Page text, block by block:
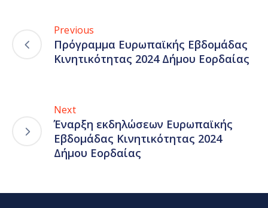
Previous
Πρόγραμμα Ευρωπαϊκής Εβδομάδας
Κινητικότητας 2024 Δήμου Εορδαίας
Next
Έναρξη εκδηλώσεων Ευρωπαϊκής
Εβδομάδας Κινητικότητας 2024
Δήμου Εορδαίας